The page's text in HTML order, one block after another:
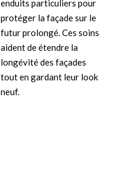
enduits particuliers pour
protéger la façade sur le
futur prolongé. Ces soins
aident de étendre la
longévité des façades
tout en gardant leur look
neuf.